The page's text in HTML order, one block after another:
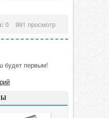
0 991 просмотр
будет первым!